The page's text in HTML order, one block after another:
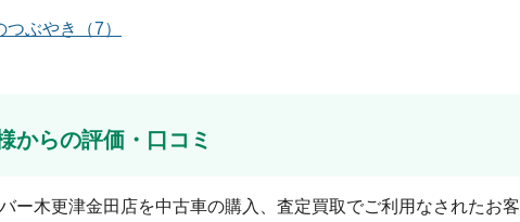
つぶやき （7）
からの評価・口コミ
ー木更津金田店を中古車の購入、査定買取でご利用なされたお客